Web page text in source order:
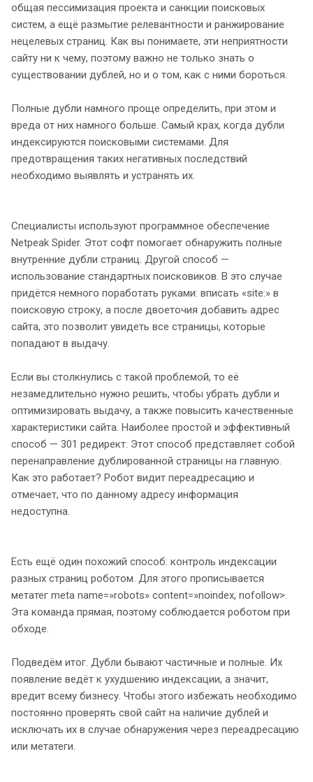
общая пессимизация проекта и санкции поисковых
систем, а ещё размытие релевантности и ранжирование
нецелевых страниц. Как вы понимаете, эти неприятности
сайту ни к чему, поэтому важно не только знать о
существовании дублей, но и о том, как с ними бороться.
Полные дубли намного проще определить, при этом и
вреда от них намного больше. Самый крах, когда дубли
индексируются поисковыми системами. Для
предотвращения таких негативных последствий
необходимо выявлять и устранять их.
Специалисты используют программное обеспечение
Netpeak Spider. Этот софт помогает обнаружить полные
внутренние дубли страниц. Другой способ —
использование стандартных поисковиков. В это случае
придётся немного поработать руками: вписать «site:» в
поисковую строку, а после двоеточия добавить адрес
сайта, это позволит увидеть все страницы, которые
попадают в выдачу.
Если вы столкнулись с такой проблемой, то её
незамедлительно нужно решить, чтобы убрать дубли и
оптимизировать выдачу, а также повысить качественные
характеристики сайта. Наиболее простой и эффективный
способ — 301 редирект. Этот способ представляет собой
перенаправление дублированной страницы на главную.
Как это работает? Робот видит переадресацию и
отмечает, что по данному адресу информация
недоступна.
Есть ещё один похожий способ: контроль индексации
разных страниц роботом. Для этого прописывается
метатег meta name=»robots» content=»noindex, nofollow>.
Эта команда прямая, поэтому соблюдается роботом при
обходе.
Подведём итог. Дубли бывают частичные и полные. Их
появление ведёт к ухудшению индексации, а значит,
вредит всему бизнесу. Чтобы этого избежать необходимо
постоянно проверять свой сайт на наличие дублей и
исключать их в случае обнаружения через переадресацию
или метатеги.